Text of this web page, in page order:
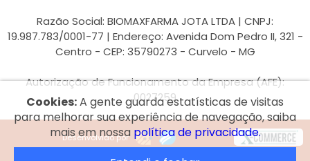
Razão Social: BIOMAXFARMA JOTA LTDA | CNPJ:
19.987.783/0001-77 | Endereço: Avenida Dom Pedro II, 321 -
Centro - CEP: 35790273 - Curvelo - MG
Autorização de Funcionamento da Empresa (AFE):
0027259
Cookies:A gente guarda estatísticas de visitas
para melhorar sua experiência de navegação, saiba
mais em nossa política de privacidade.
Desenvolvido por